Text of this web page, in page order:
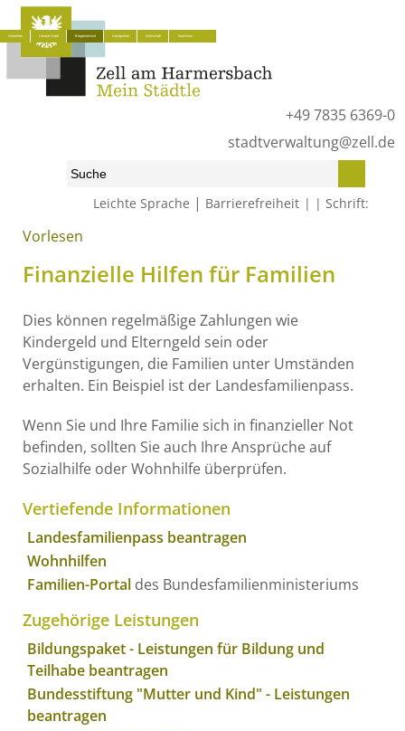
+49 7835 6369-0
stadtverwaltung@zell.de
Leichte Sprache | Barrierefreiheit Schrift:
Aktuelles Unsere Stadt Bürgerservice Lokalpolitik Wirtschaft Tourismus
Start» Bürgerservice »
Vorlesen
Finanzielle Hilfen für Familien
Dies können regelmäßige Zahlungen wie
Kindergeld und Elterngeld sein oder
Vergünstigungen, die Familien unter Umständen
erhalten. Ein Beispiel ist der Landesfamilienpass.
Wenn Sie und Ihre Familie sich in finanzieller Not
befinden, sollten Sie auch Ihre Ansprüche auf
Sozialhilfe oder Wohnhilfe überprüfen.
Vertiefende Informationen
Landesfamilienpass beantragen
Wohnhilfen
Familien-Portaldes Bundesfamilienministeriums
Zugehörige Leistungen
Bildungspaket - Leistungen für Bildung und
Teilhabe beantragen
Bundesstiftung "Mutter und Kind" - Leistungen
beantragen